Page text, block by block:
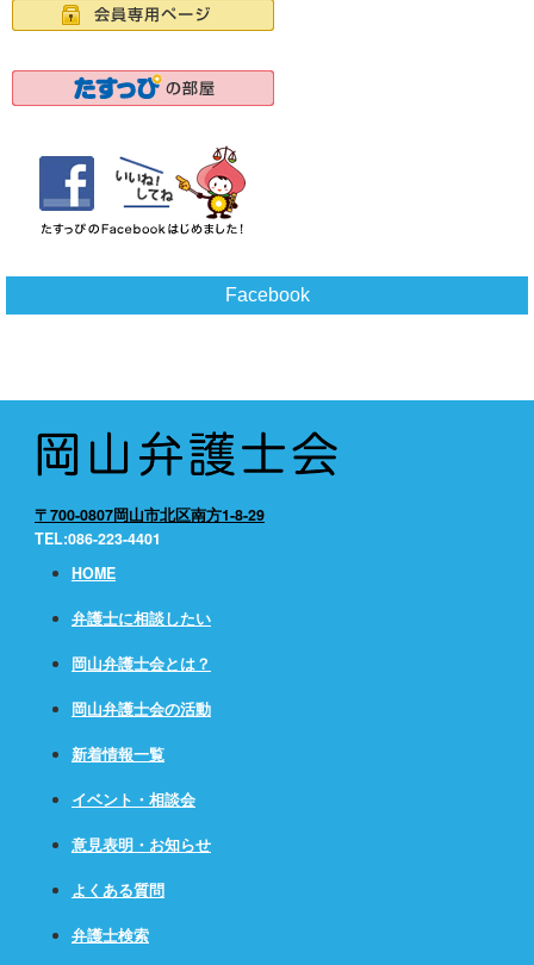
Facebook
〒700-0807岡山市北区南方1-8-29
TEL:086-223-4401
HOME
弁護士に相談したい
岡山弁護士会とは？
岡山弁護士会の活動
新着情報一覧
イベント・相談会
意見表明・お知らせ
よくある質問
弁護士検索